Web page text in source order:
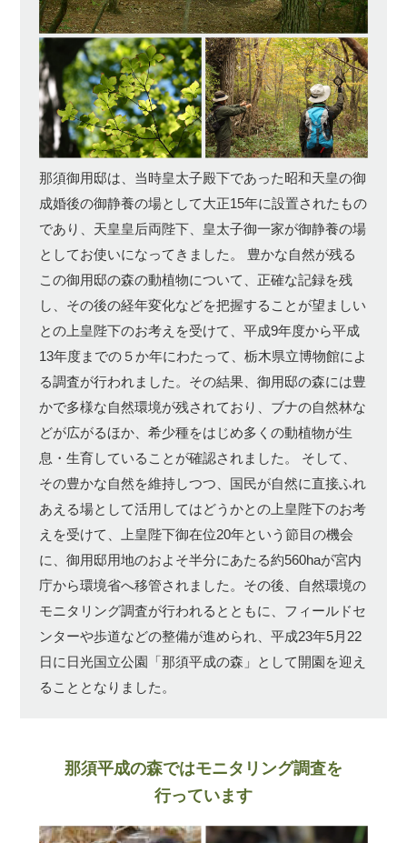
那須御用邸は、当時皇太子殿下であった昭和天皇の御
成婚後の御静養の場として大正15年に設置されたもの
であり、天皇皇后両陛下、皇太子御一家が御静養の場
としてお使いになってきました。 豊かな自然が残る
この御用邸の森の動植物について、正確な記録を残
し、その後の経年変化などを把握することが望ましい
との上皇陛下のお考えを受けて、平成9年度から平成
13年度までの５か年にわたって、栃木県立博物館によ
る調査が行われました。その結果、御用邸の森には豊
かで多様な自然環境が残されており、ブナの自然林な
どが広がるほか、希少種をはじめ多くの動植物が生
息・生育していることが確認されました。
そして、
その豊かな自然を維持しつつ、国民が自然に直接ふれ
あえる場として活用してはどうかとの上皇陛下のお考
えを受けて、上皇陛下御在位20年という節目の機会
に、御用邸用地のおよそ半分にあたる約560haが宮内
庁から環境省へ移管されました。その後、自然環境の
モニタリング調査が行われるとともに、フィールドセ
ンターや歩道などの整備が進められ、平成23年5月22
日に日光国立公園「那須平成の森」として開園を迎え
ることとなりました。
那須平成の森ではモニタリング調査を
行っています